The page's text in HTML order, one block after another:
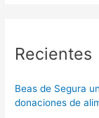
Recientes
Beas de Segura
donaciones de